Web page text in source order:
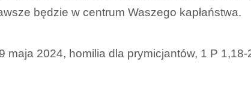
będzie w centrum Waszego kapłaństwa.
maja 2024, homilia dla prymicjantów, 1 P